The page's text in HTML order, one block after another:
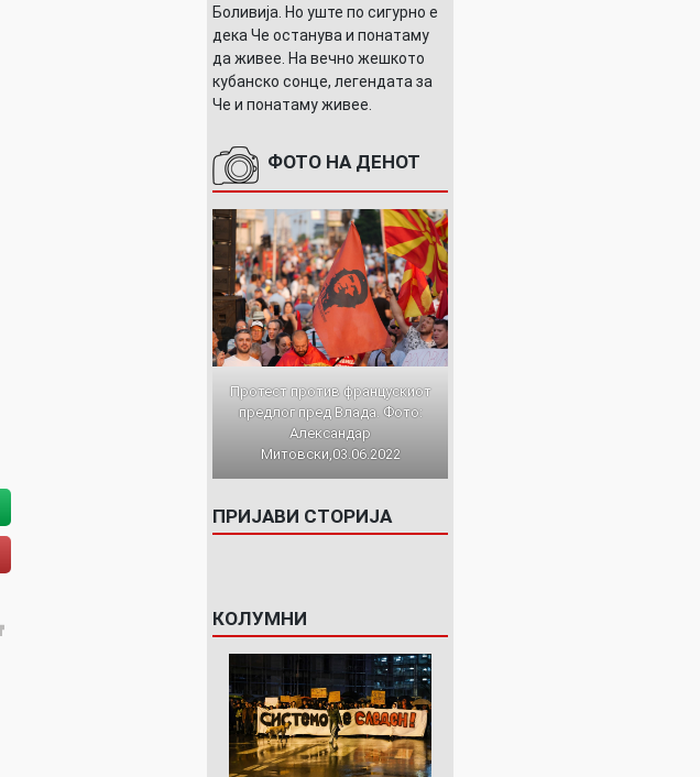
Боливија. Но уште по сигурно е
дека Че останува и понатаму
да живее. На вечно жешкото
кубанско сонце, легендата за
Че и понатаму живее.
ФОТО НА ДЕНОТ
Протест против францускиот
предлог пред Влада. Фото:
Александар
Митовски,03.06.2022
ПРИЈАВИ СТОРИЈА
КОЛУМНИ